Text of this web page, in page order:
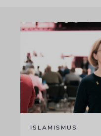
ISLAMISMUS